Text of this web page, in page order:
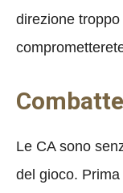
direzione
Le CA sono
del gioco.